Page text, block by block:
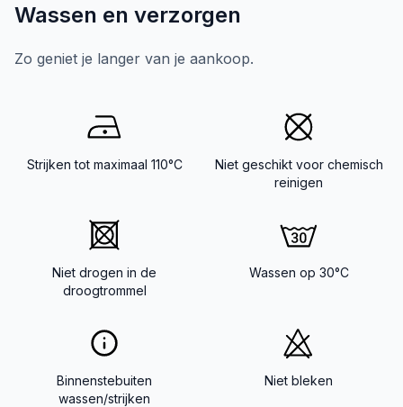
Wassen en verzorgen
Zo geniet je langer van je aankoop.
Strijken tot maximaal 110°C
Niet geschikt voor chemisch
reinigen
Niet drogen in de
droogtrommel
Wassen op 30°C
Binnenstebuiten
wassen/strijken
Niet bleken